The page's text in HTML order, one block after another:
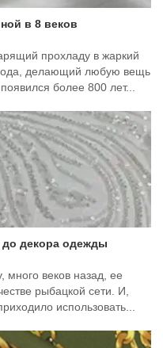
в 8 веков
прохладу в жаркий
делающий любую вещь
более 800 лет...
до декора одежды
много веков назад, ее
рыбацкой сети. И,
использовать...